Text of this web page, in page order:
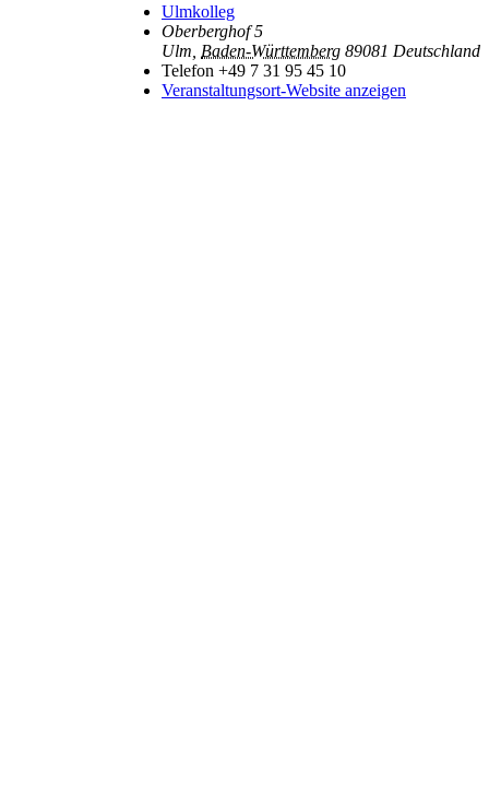
Ulmkolleg
Oberberghof 5
Ulm Baden-Württemberg 89081 Deutschland
Telefon +49 7 31 95 45 10
Veranstaltungsort-Website anzeigen